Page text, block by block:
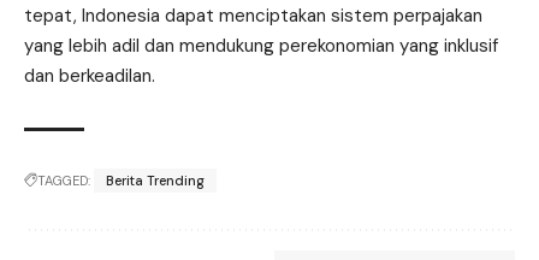
tepat, Indonesia dapat menciptakan sistem perpajakan
yang lebih adil dan mendukung perekonomian yang inklusif
dan berkeadilan.
TAGGED: Berita Trending